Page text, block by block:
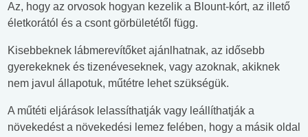
Az, hogy az orvosok hogyan kezelik a Blount-kórt, az illető
életkorától és a csont görbületétől függ.
Kisebbeknek lábmerevítőket ajánlhatnak, az idősebb
gyerekeknek és tizenéveseknek, vagy azoknak, akiknek
nem javul állapotuk, műtétre lehet szükségük.
A műtéti eljárások lelassíthatják vagy leállíthatják a
növekedést a növekedési lemez felében, hogy a másik oldal